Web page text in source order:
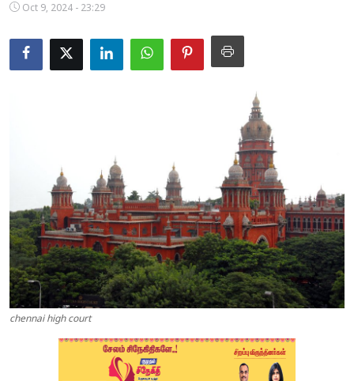
Spirituality
Oct 9, 2024 - 23:29
chennai high court